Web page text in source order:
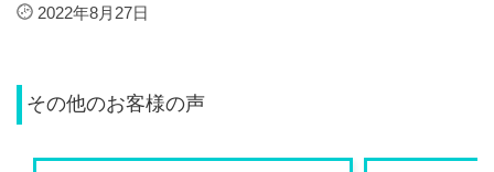
2022年8月27日
その他のお客様の声